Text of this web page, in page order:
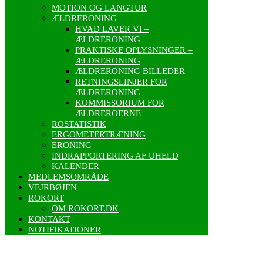
MOTION OG LANGTUR
ÆLDRERONING
HVAD LAVER VI –
ÆLDRERONING
PRAKTISKE OPLYSNINGER –
ÆLDRERONING
ÆLDRERONING BILLEDER
RETNINGSLINJER FOR
ÆLDRERONING
KOMMISSORIUM FOR
ÆLDREROERNE
ROSTATISTIK
ERGOMETERTRÆNING
ERONING
INDRAPPORTERING AF UHELD
KALENDER
MEDLEMSOMRÅDE
VEJRBØJEN
ROKORT
OM ROKORT.DK
KONTAKT
NOTIFIKATIONER